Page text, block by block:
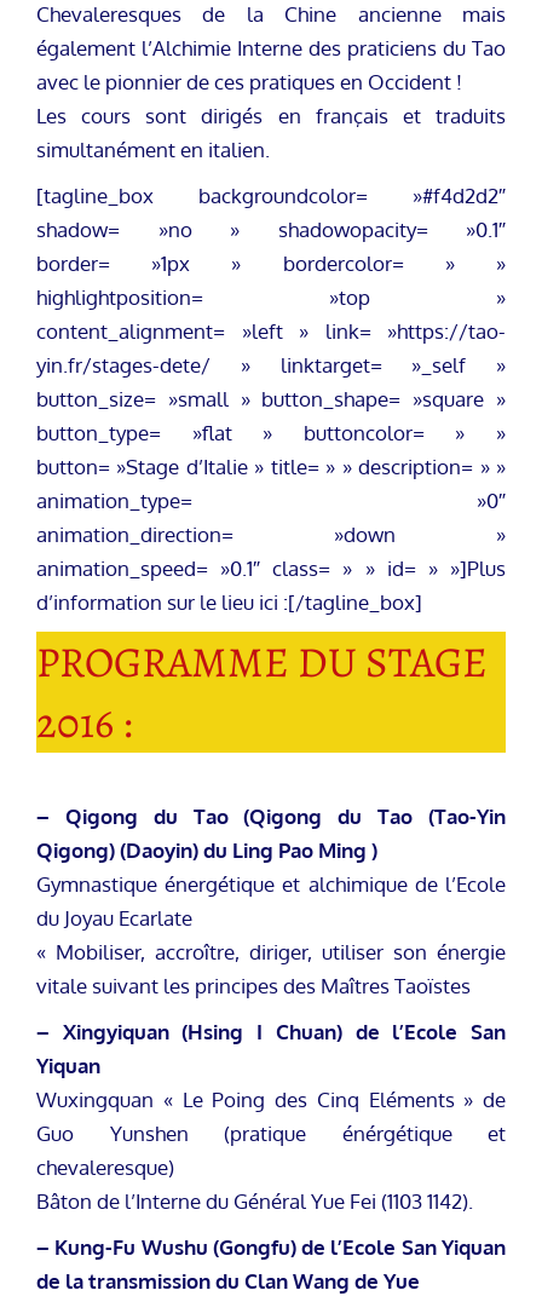
Chevaleresques de la Chine ancienne mais
également l’Alchimie Interne des praticiens du Tao
avec le pionnier de ces pratiques en Occident !
Les cours sont dirigés en français et traduits
simultanément en italien.
[tagline_box backgroundcolor= »#f4d2d2″
shadow= »no » shadowopacity= »0.1″
border= »1px » bordercolor= » »
highlightposition= »top »
content_alignment= »left » link= »https://tao-
yin.fr/stages-dete/ » linktarget= »_self »
button_size= »small » button_shape= »square »
button_type= »flat » buttoncolor= » »
button= »Stage d’Italie » title= » » description= » »
animation_type= »0″
animation_direction= »down »
animation_speed= »0.1″ class= » » id= » »]Plus
d’information sur le lieu ici :[/tagline_box]
PROGRAMME DU STAGE
2016 :
– Qigong du Tao (Qigong du Tao (Tao-Yin
Qigong) (Daoyin) du Ling Pao Ming )
Gymnastique énergétique et alchimique de l’Ecole
du Joyau Ecarlate
« Mobiliser, accroître, diriger, utiliser son énergie
vitale suivant les principes des Maîtres Taoïstes
– Xingyiquan (Hsing I Chuan) de l’Ecole San
Yiquan
Wuxingquan « Le Poing des Cinq Eléments » de
Guo Yunshen (pratique énérgétique et
chevaleresque)
Bâton de l’Interne du Général Yue Fei (1103 1142).
– Kung-Fu Wushu (Gongfu) de l’Ecole San Yiquan
de la transmission du Clan Wang de Yue